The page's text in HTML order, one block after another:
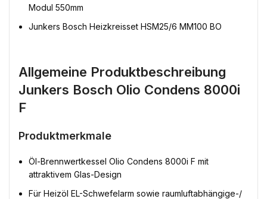
Modul 550mm
Junkers Bosch Heizkreisset HSM25/6 MM100 BO
Allgemeine Produktbeschreibung
Junkers Bosch Olio Condens 8000i
F
Produktmerkmale
Öl-Brennwertkessel Olio Condens 8000i F mit
attraktivem Glas-Design
Für Heizöl EL-Schwefelarm sowie raumluftabhängige-/